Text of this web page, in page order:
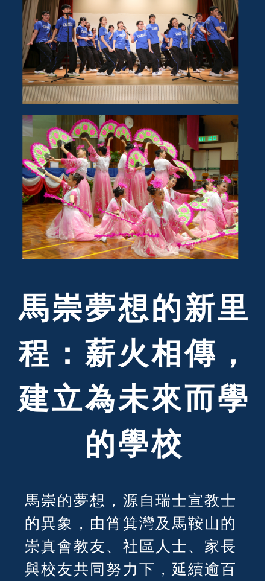
馬崇夢想的新里
程：薪火相傳，
建立為未來而學
的學校
馬崇的夢想，源自瑞士宣教士
的異象，由筲箕灣及馬鞍山的
崇真會教友、社區人士、家長
與校友共同努力下，延續逾百